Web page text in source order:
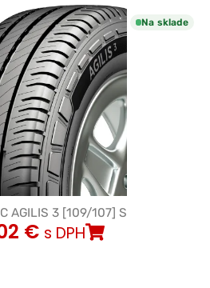
Na sklade
AGILIS 3 [109/107] S
€ s DPH